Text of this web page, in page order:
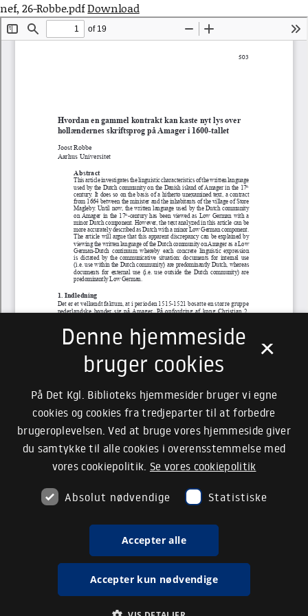
nef, 26-Robbe.pdfDownload
×
Denne hjemmeside
bruger cookies
På Det Kgl. Biblioteks hjemmesider bruger vi egne
cookies og cookies fra tredjeparter til at forbedre
brugeroplevelsen. Ved at bruge vores hjemmeside giver
du samtykke til alle cookies i overensstemmelse med
vores cookiepolitik. Se vores cookiepolitik
Absolut nødvendige Statistiske
Accepter alle
Accepter kun nødvendige